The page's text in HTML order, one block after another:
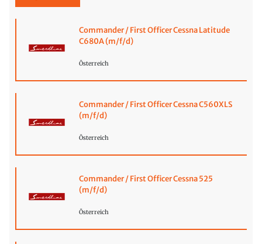
Commander / First Officer Cessna Latitude
C680A (m/f/d)
Österreich
Commander / First Officer Cessna C560XLS
(m/f/d)
Österreich
Commander / First Officer Cessna 525
(m/f/d)
Österreich